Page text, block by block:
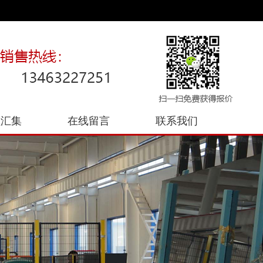
集 在线留言 联系我们